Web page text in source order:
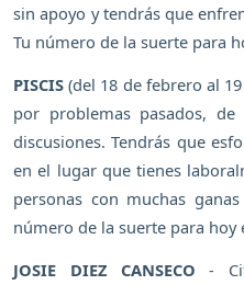
sin apoyo y tendrás que
Tu número de la suerte para
PISCIS (del 18 de febrero al
por problemas pasados,
discusiones. Tendrás que
en el lugar que tienes
personas con muchas
número de la suerte para hoy
JOSIE DIEZ CANSECO -